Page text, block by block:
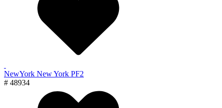
NewYork New York PF2
# 48934